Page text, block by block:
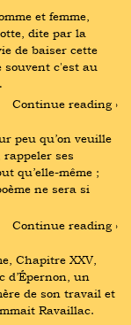
et femme,
dite par la
de baiser cette
souvent c'est au
Continue reading ›
peu qu’on veuille
ses
qu’elle-même ;
ne sera si
Continue reading ›
Chapitre XXV,
d’Épernon, un
de son travail et
Ravaillac.